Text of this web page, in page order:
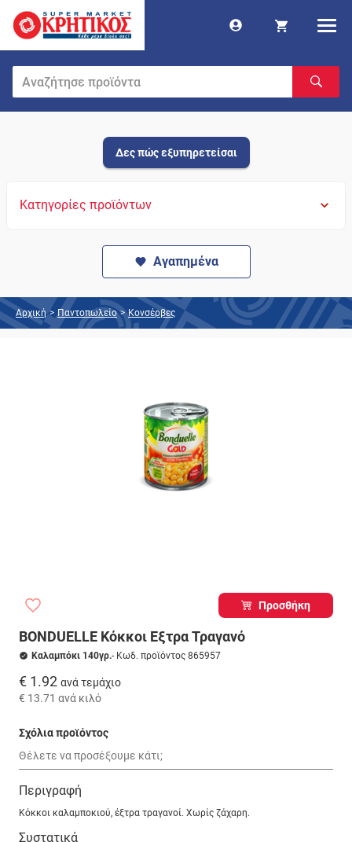
Δες πώς εξυπηρετείσαι
Κατηγορίες προϊόντων
Αγαπημένα
Αρχική > Παντοπωλείο > Κονσέρβες
Προσθήκη
BONDUELLE Κόκκοι Εξτρα Τραγανό
Καλαμπόκι 140γρ.- Κωδ. προϊόντος 865957
€ 1.92 ανά τεμάχιο
€ 13.71 ανά κιλό
Σχόλια προϊόντος
Περιγραφή
Κόκκοι καλαμποκιού, έξτρα τραγανοί. Χωρίς ζάχαρη.
Συστατικά